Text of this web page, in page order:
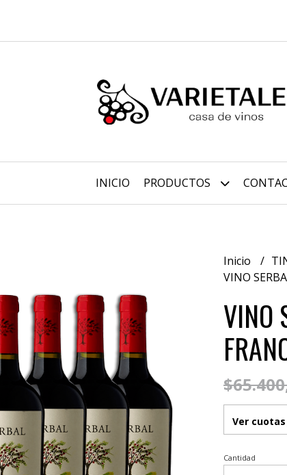
INICIO PRODUCTOS
Inicio
VINO
VINO
Ver
Cantidad